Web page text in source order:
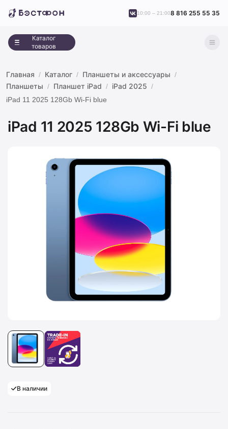
Каталог
товаров
10:00 – 21:008 816 255 55 35
Главная Каталог
Планшеты и аксессуары
Планшеты
Планшет iPad iPad 2025
iPad 11 2025 128Gb Wi-Fi blue
iPad 11 2025 128Gb Wi-Fi blue
В наличии